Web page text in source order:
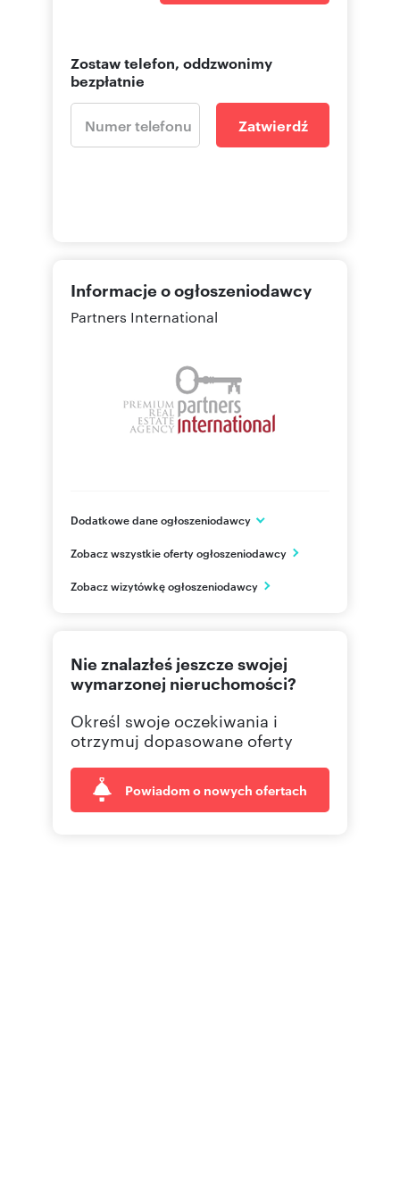
* Dentistry, physiotherapy
* Showroom, atelier, design studio
* Lifestyle concept, wine bar, members-only
ADDITIONAL INFORMATION:
package of two premises is PLN 3,990,000 net -
note that VAT to be paid is only approx. PLN
25,000 for each premises.
Feel free to contact me!
Numer oferty: 946400
Zostaw telefon, oddzwonimy
bezpłatnie
Zatwierdź
Informacje o ogłoszeniodawcy
Partners International
Dodatkowe dane ogłoszeniodawcy
Warszawa
PL
226465 Pokaż telefon
Zobacz wszystkie oferty ogłoszeniodawcy
Zobacz wizytówkę ogłoszeniodawcy
Nie znalazłeś jeszcze swojej
wymarzonej nieruchomości?
Określ swoje oczekiwania i
otrzymuj dopasowane oferty
Powiadom o nowych ofertach